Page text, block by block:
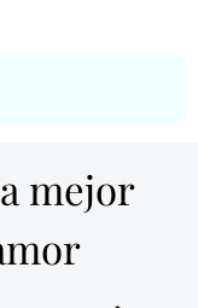
mejor